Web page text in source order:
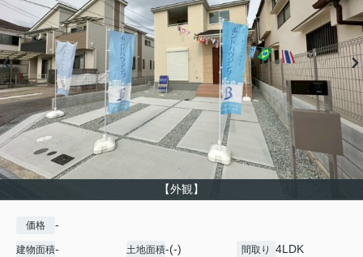
【外観】
価格 -
建物面積- 土地面積-(-) 間取り 4LDK